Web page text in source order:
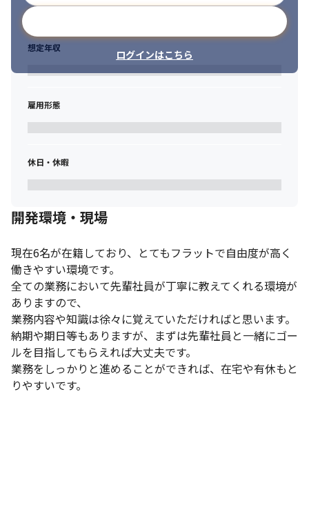
ログインはこちら
想定年収
雇用形態
休日・休暇
開発環境・現場
現在6名が在籍しており、とてもフラットで自由度が高く
働きやすい環境です。
全ての業務において先輩社員が丁寧に教えてくれる環境が
ありますので、
業務内容や知識は徐々に覚えていただければと思います。
納期や期日等もありますが、まずは先輩社員と一緒にゴー
ルを目指してもらえれば大丈夫です。
業務をしっかりと進めることができれば、在宅や有休もと
りやすいです。